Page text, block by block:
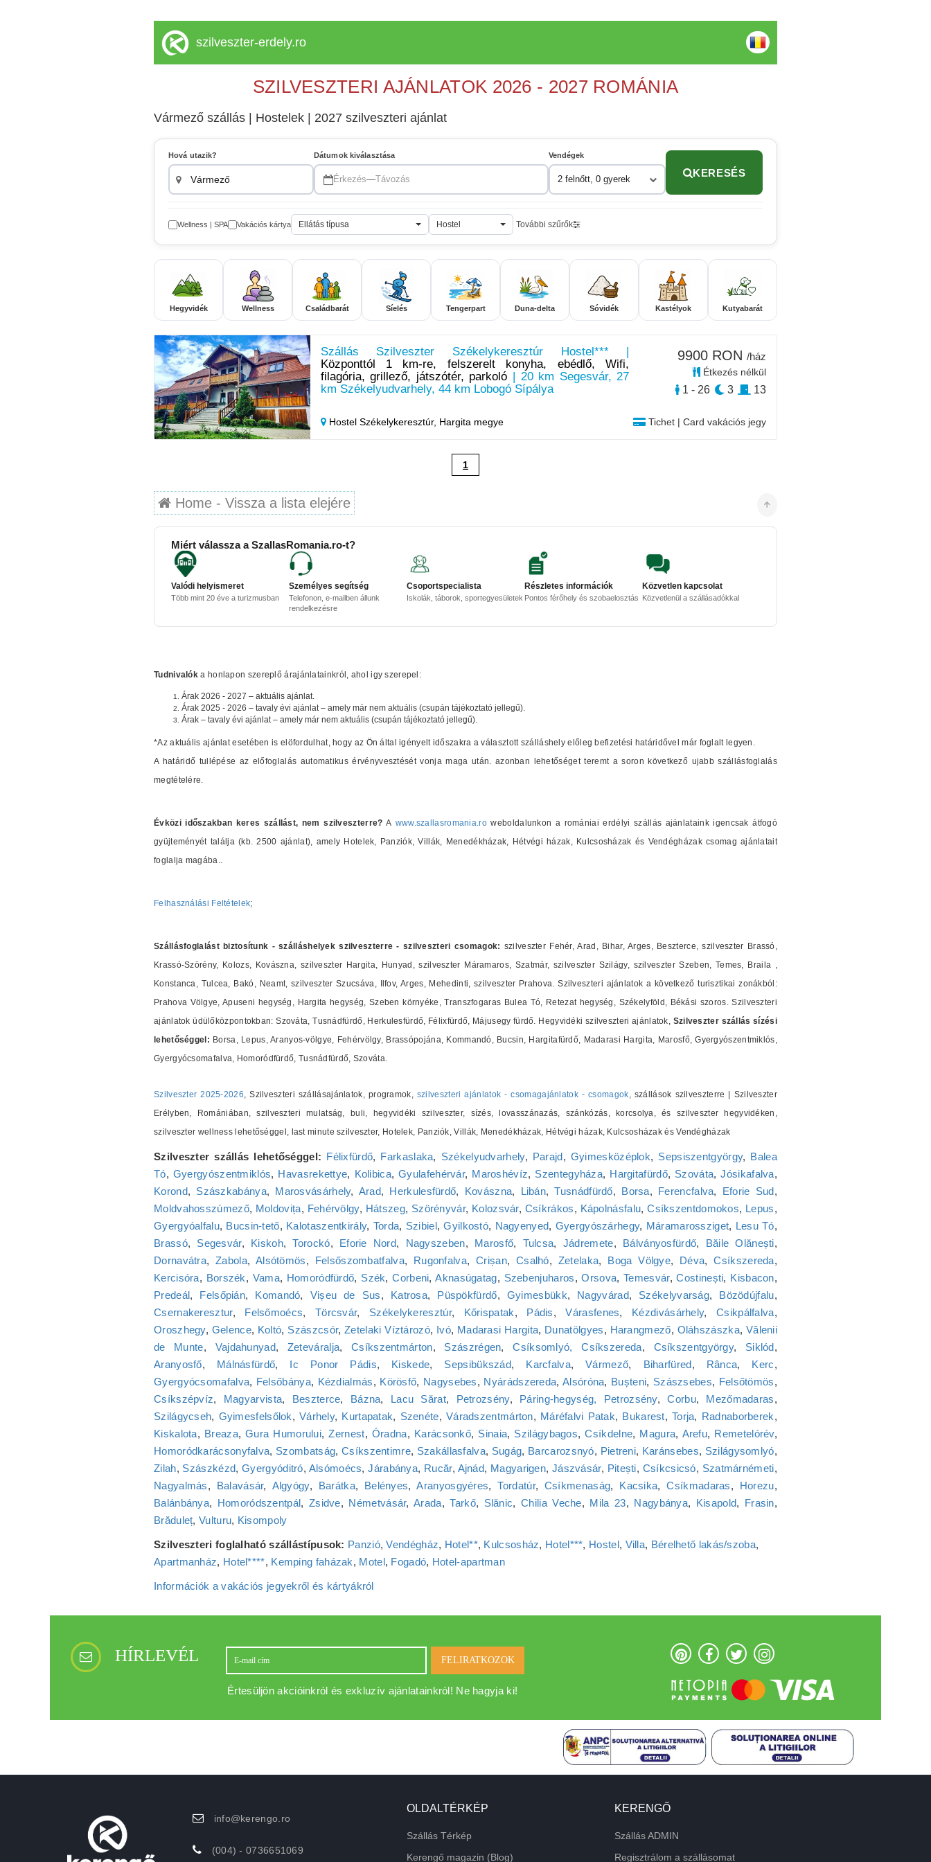
szilveszter-erdely.ro
SZILVESZTERI AJÁNLATOK 2026 - 2027 ROMÁNIA
Vármező szállás | Hostelek | 2027 szilveszteri ajánlat
Hová utazik? Dátumok kiválasztása
Érkezés—Távozás
Vendégek
2 felnőtt, 0 gyerek
KERESÉS
Wellness | SPA Vakációs kártya Ellátás típusa Hostel További szűrők
Hegyvidék Wellness Családbarát Síelés Tengerpart Duna-delta Sóvidék Kastélyok Kutyabarát
Szállás Szilveszter Székelykeresztúr Hostel*** |
Központtól 1 km-re, felszerelt konyha, ebédlő, Wifi,
filagória, grillező, játszótér, parkoló | 20 km Segesvár, 27
km Székelyudvarhely, 44 km Lobogó Sípálya
Hostel Székelykeresztúr, Hargita megye Tichet | Card vakációs jegy
9900 RON /ház
Étkezés nélkül
1 - 26 3 13
1
Home - Vissza a lista elejére
Miért válassza a SzallasRomania.ro-t?
Valódi helyismeret
Több mint 20 éve a turizmusban
Személyes segítség
Telefonon, e-mailben állunk
rendelkezésre
Csoportspecialista
Iskolák, táborok, sportegyesületek
Részletes információk
Pontos férőhely és szobaelosztás
Közvetlen kapcsolat
Közvetlenül a szállásadókkal
Tudnivalók a honlapon szereplő árajánlatainkról, ahol igy szerepel:
Árak 2026 - 2027 – aktuális ajánlat.
Árak 2025 - 2026 – tavaly évi ajánlat – amely már nem aktuális (csupán tájékoztató jellegű).
Árak – tavaly évi ajánlat – amely már nem aktuális (csupán tájékoztató jellegű).
*Az aktuális ajánlat esetében is elöfordulhat, hogy az Ön által igényelt időszakra a választott szálláshely előleg befizetési határidővel már foglalt legyen.
A határidő tullépése az előfoglalás automatikus érvényvesztését vonja maga után. azonban lehetőséget teremt a soron következő ujabb szállásfoglalás
megtételére.
Évközi időszakban keres szállást, nem szilveszterre? A www.szallasromania.roweboldalunkon a romániai erdélyi szállás ajánlataink igencsak átfogó
gyüjteményét találja (kb. 2500 ajánlat), amely Hotelek, Panziók, Villák, Menedékházak, Hétvégi házak, Kulcsosházak és Vendégházak csomag ajánlatait
foglalja magába..
Felhasználási Feltételek;
Szállásfoglalást biztosítunk - szálláshelyek szilveszterre - szilveszteri csomagok: szilveszter Fehér, Arad, Bihar, Arges, Beszterce, szilveszter Brassó,
Krassó-Szörény, Kolozs, Kovászna, szilveszter Hargita, Hunyad, szilveszter Máramaros, Szatmár, szilveszter Szilágy, szilveszter Szeben, Temes, Braila ,
Konstanca, Tulcea, Bakó, Neamt, szilveszter Szucsáva, Ilfov, Arges, Mehedinti, szilveszter Prahova. Szilveszteri ajánlatok a következő turisztikai zonákból:
Prahova Völgye, Apuseni hegység, Hargita hegység, Szeben környéke, Transzfogaras Bulea Tó, Retezat hegység, Székelyföld, Békási szoros. Szilveszteri
ajánlatok üdülőközpontokban: Szováta, Tusnádfürdő, Herkulesfürdő, Félixfürdő, Májusegy fürdő. Hegyvidéki szilveszteri ajánlatok, Szilveszter szállás sízési
lehetőséggel: Borsa, Lepus, Aranyos-völgye, Fehérvölgy, Brassópojána, Kommandó, Bucsin, Hargitafürdő, Madarasi Hargita, Marosfő, Gyergyószentmiklós,
Gyergyócsomafalva, Homoródfürdő, Tusnádfürdő, Szováta.
Szilveszter 2025-2026, Szilveszteri szállásajánlatok, programok, szilveszteri ajánlatok - csomagajánlatok - csomagok, szállások szilveszterre | Szilveszter
Erélyben, Romániában, szilveszteri mulatság, buli, hegyvidéki szilveszter, sízés, lovasszánazás, szánkózás, korcsolya, és szilveszter hegyvidéken,
szilveszter wellness lehetőséggel, last minute szilveszter, Hotelek, Panziók, Villák, Menedékházak, Hétvégi házak, Kulcsosházak és Vendégházak
Szilveszter szállás lehetőséggel: Félixfürdő, Farkaslaka, Székelyudvarhely, Parajd, Gyimesközéplok, Sepsiszentgyörgy, Balea
Tó, Gyergyószentmiklós, Havasrekettye, Kolibica,Gyulafehérvár, Maroshévíz, Szentegyháza, Hargitafürdő, Szováta,Jósikafalva,
Korond, Szászkabánya, Marosvásárhely, Arad, Herkulesfürdő, Kovászna, Libán,Tusnádfürdő, Borsa, Ferencfalva, Eforie Sud,
Moldvahosszúmező, Moldovița, Fehérvölgy, Hátszeg, Szörényvár, Kolozsvár, Csíkrákos, Kápolnásfalu,Csíkszentdomokos, Lepus,
Gyergyóalfalu, Bucsin-tető, Kalotaszentkirály, Torda, Szibiel,Gyilkostó, Nagyenyed, Gyergyószárhegy, Máramarossziget, Lesu Tó,
Brassó, Segesvár, Kiskoh,Torockó, Eforie Nord, Nagyszeben, Marosfő, Tulcsa, Jádremete, Bálványosfürdő, Băile Olănești,
Dornavátra,Zabola, Alsótömös, Felsőszombatfalva, Rugonfalva,Crișan, Csalhó, Zetelaka, Boga Völgye, Déva,Csíkszereda,
Kercisóra, Borszék, Vama, Homoródfürdő, Szék,Corbeni,Aknasúgatag, Szebenjuharos,Orsova,Temesvár,Costinești, Kisbacon,
Predeál, Felsőpián, Komandó, Vișeu de Sus, Katrosa, Püspökfürdő, Gyimesbükk, Nagyvárad, Székelyvarság, Bözödújfalu,
Csernakeresztur, Felsőmoécs, Törcsvár, Székelykeresztúr, Kőrispatak, Pádis,Várasfenes, Kézdivásárhely,Csikpálfalva,
Oroszhegy, Gelence, Koltó, Szászcsór,Zetelaki Víztározó, Ivó, Madarasi Hargita, Dunatölgyes, Harangmező, Oláhszászka, Vălenii
de Munte, Vajdahunyad, Zeteváralja,Csíkszentmárton, Szászrégen,Csíksomlyó, Csíkszereda, Csíkszentgyörgy, Siklód,
Aranyosfő, Málnásfürdő, Ic Ponor Pádis, Kiskede, Sepsibükszád, Karcfalva,Vármező, Biharfüred, Rânca, Kerc,
Gyergyócsomafalva, Felsőbánya, Kézdialmás, Körösfő, Nagysebes, Nyárádszereda,Alsóróna, Bușteni, Szászsebes, Felsőtömös,
Csíkszépvíz, Magyarvista, Beszterce, Bázna, Lacu Sărat, Petrozsény, Páring-hegység, Petrozsény,Corbu, Mezőmadaras,
Szilágycseh, Gyimesfelsőlok, Várhely, Kurtapatak, Szenéte, Váradszentmárton, Máréfalvi Patak, Bukarest, Torja, Radnaborberek,
Kiskalota, Breaza,Gura Humorului,Zernest, Óradna, Karácsonkő, Sinaia, Szilágybagos,Csíkdelne, Magura, Arefu, Remetelórév,
Homoródkarácsonyfalva, Szombatság,Csíkszentimre, Szakállasfalva, Sugág, Barcarozsnyó, Pietreni, Karánsebes, Szilágysomlyó,
Zilah, Szászkézd,Gyergyóditró, Alsómoécs,Járabánya, Rucăr, Ajnád, Magyarigen, Jászvásár, Pitești, Csíkcsicsó, Szatmárnémeti,
Nagyalmás, Balavásár, Algyógy, Barátka, Belényes,Aranyosgyéres,Tordatúr, Csíkmenaság, Kacsika,Csíkmadaras, Horezu,
Balánbánya, Homoródszentpál, Zsidve, Németvásár,Arada,Tarkő, Slănic,Chilia Veche, Mila 23, Nagybánya, Kisapold, Frasin,
Brăduleț,Vulturu, Kisompoly
Szilveszteri foglalható szállástípusok: Panzió,Vendégház, Hotel**, Kulcsosház, Hotel***, Hostel, Villa, Bérelhető lakás/szoba,
Apartmanház, Hotel****, Kemping faházak, Motel, Fogadó, Hotel‑apartman
Információk a vakációs jegyekről és kártyákról
HÍRLEVÉL FELIRATKOZOK
Értesüljön akcióinkról és exkluzív ajánlatainkról! Ne hagyja ki!
info@kerengo.ro
(004) - 0736651069
OLDALTÉRKÉP
Szállás Térkép
Kerengő magazin (Blog)
KERENGŐ
Szállás ADMIN
Regisztrálom a szállásomat